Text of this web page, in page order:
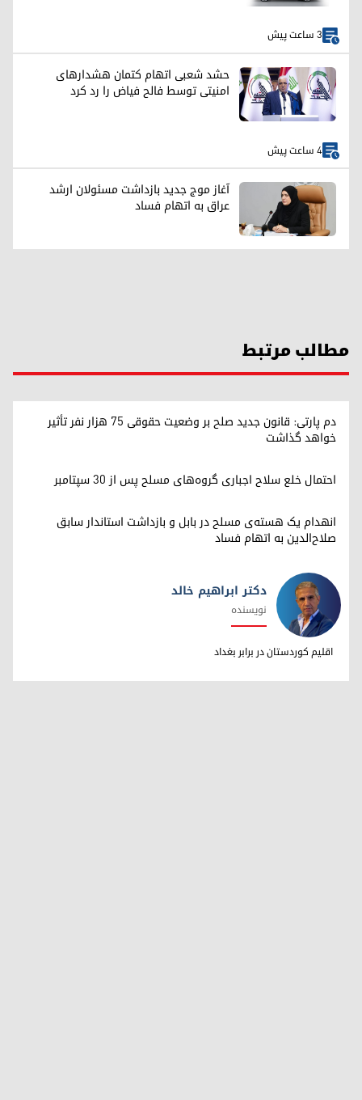
3 ساعت پیش
حشد شعبی اتهام کتمان هشدارهای
امنیتی توسط فالح فیاض را رد کرد
4 ساعت پیش
آغاز موج جدید بازداشت مسئولان ارشد
عراق به اتهام فساد
مطالب مرتبط
دم پارتی: قانون جدید صلح بر وضعیت حقوقی ۷۵ هزار نفر تأثیر
خواهد گذاشت
احتمال خلع سلاح اجباری گروه‌های مسلح پس از ۳۰ سپتامبر
انهدام یک هسته‌ی مسلح در بابل و بازداشت استاندار سابق
صلاح‌الدین به اتهام فساد
دکتر ابراهیم خالد
دکتر ابراهیم خالد
نویسنده
اقلیم کوردستان در برابر بغداد